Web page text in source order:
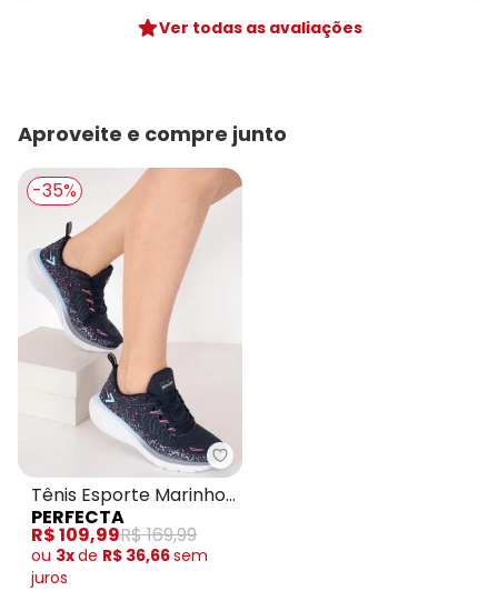
Ver todas as avaliações
Aproveite e compre junto
-35%
Perfecta - Tênis Esporte
Tênis Esporte Marinho
em Tecido
PERFECTA
R$ 109,99R$ 169,99
ou 3xde R$ 36,66sem
juros